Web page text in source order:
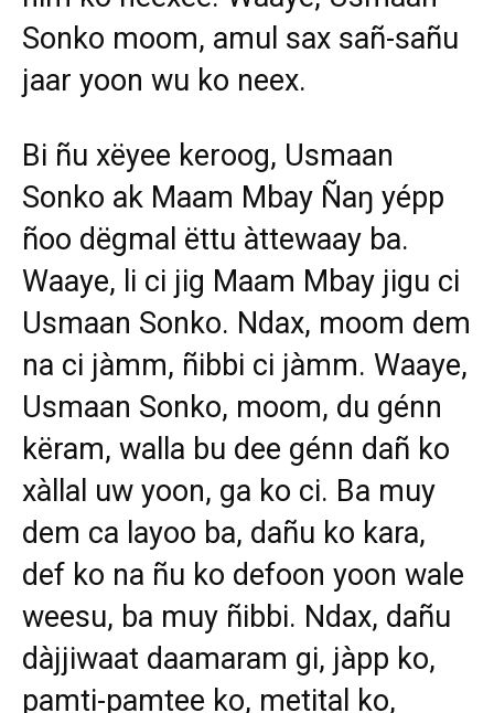
Sonko moom, amul sax sañ-sañu
jaar yoon wu ko neex.
Bi ñu xëyee keroog, Usmaan
Sonko ak Maam Mbay Ñaŋ yépp
ñoo dëgmal ëttu àttewaay ba.
Waaye, li ci jig Maam Mbay jigu ci
Usmaan Sonko. Ndax, moom dem
na ci jàmm, ñibbi ci jàmm. Waaye,
Usmaan Sonko, moom, du génn
këram, walla bu dee génn dañ ko
xàllal uw yoon, ga ko ci. Ba muy
dem ca layoo ba, dañu ko kara,
def ko na ñu ko defoon yoon wale
weesu, ba muy ñibbi. Ndax, dañu
dàjjiwaat daamaram gi, jàpp ko,
pamti-pamtee ko, metital ko,